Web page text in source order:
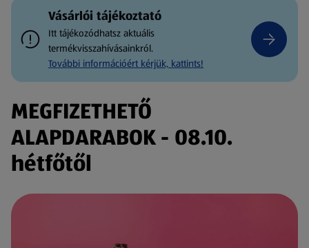
Vásárlói tájékoztató
Itt tájékozódhatsz aktuális
termékvisszahívásainkról.
További információért kérjük, kattints!
MEGFIZETHETŐ
ALAPDARABOK - 08.10.
hétfőtől